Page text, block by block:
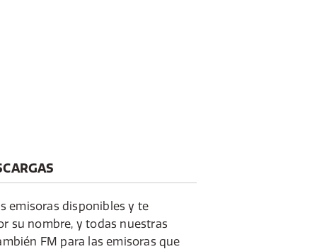
emisoras disponibles y te
su nombre, y todas nuestras
FM para las emisoras que